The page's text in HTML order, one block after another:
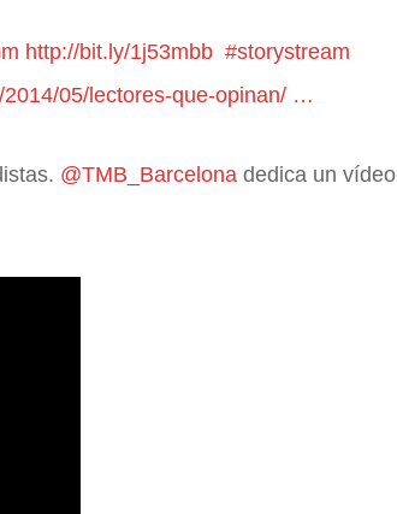
http://bit.ly/1j53mbb #storystream
05/lectores-que-opinan/ …
@TMB_Barcelona dedica un vídeo